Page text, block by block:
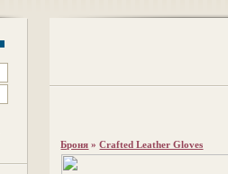
Броня »Crafted Leather Gloves